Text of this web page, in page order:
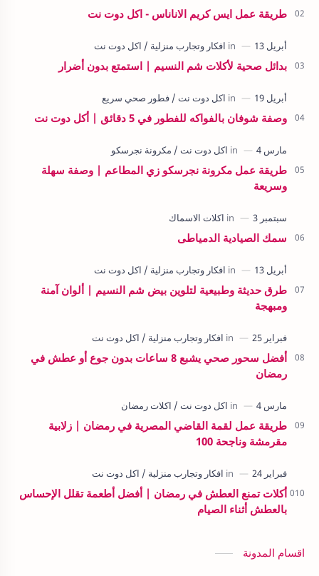
طريقة عمل ايس كريم الاناناس - اكل دوت نت
بدائل صحية لأكلات شم النسيم | استمتع بدون أضرار
وصفة شوفان بالفواكه للفطور في 5 دقائق | أكل دوت نت
طريقة عمل مكرونة نجرسكو زي المطاعم | وصفة سهلة
وسريعة
سمك الصيادية الدمياطى
طرق حديثة وطبيعية لتلوين بيض شم النسيم | ألوان آمنة
ومبهجة
أفضل سحور صحي يشبع 8 ساعات بدون جوع أو عطش في
رمضان
طريقة عمل لقمة القاضي المصرية في رمضان | زلابية
مقرمشة وناجحة 100
أكلات تمنع العطش في رمضان | أفضل أطعمة تقلل الإحساس
بالعطش أثناء الصيام
اقسام المدونة